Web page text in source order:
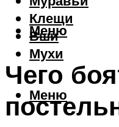
Клещи
Вши
Мухи
Меню
Меню
Чего